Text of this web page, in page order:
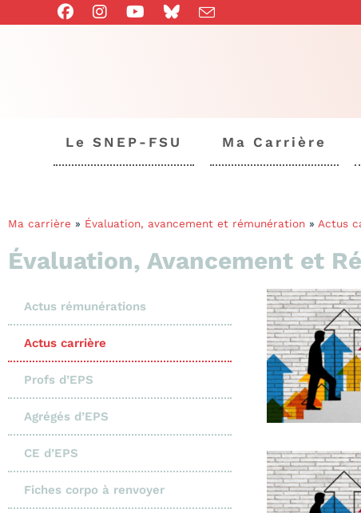
Le SNEP-FSU Ma Carrière
Ma carrière » Évaluation, avancement et rémunération » Actus
Évaluation, Avancement et
Actus rémunérations
Actus carrière
Profs d’EPS
Agrégés d’EPS
CE d’EPS
Fiches corpo à renvoyer